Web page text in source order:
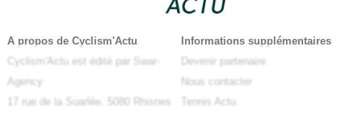
A propos de Cyclism'Actu
Cyclism'Actu est édité par Swar-
Agency
17 rue de la Suarlée, 5080 Rhisnes
Informations supplémentaires
Devenir partenaire
Nous contacter
Tennis Actu